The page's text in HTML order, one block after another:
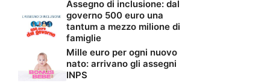
Assegno di inclusione: dal
governo 500 euro una
tantum a mezzo milione di
famiglie
Mille euro per ogni nuovo
nato: arrivano gli assegni
INPS